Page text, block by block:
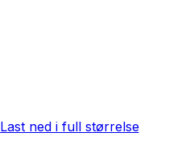
Last ned i full størrelse